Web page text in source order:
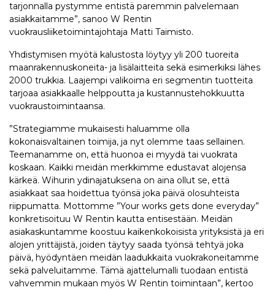
tarjonnalla pystymme entistä paremmin palvelemaan
asiakkaitamme”, sanoo W Rentin
vuokrausliiketoimintajohtaja Matti Taimisto.
Yhdistymisen myötä kalustosta löytyy yli 200 tuoreita
maanrakennuskoneita- ja lisälaitteita sekä esimerkiksi lähes
2000 trukkia. Laajempi valikoima eri segmentin tuotteita
tarjoaa asiakkaalle helppoutta ja kustannustehokkuutta
vuokraustoimintaansa.
”Strategiamme mukaisesti haluamme olla
kokonaisvaltainen toimija, ja nyt olemme taas sellainen.
Teemanamme on, että huonoa ei myydä tai vuokrata
koskaan. Kaikki meidän merkkimme edustavat alojensa
kärkeä. Wihurin ydinajatuksena on aina ollut se, että
asiakkaat saa hoidettua työnsä joka päivä olosuhteista
riippumatta. Mottomme ”Your works gets done everyday”
konkretisoituu W Rentin kautta entisestään. Meidän
asiakaskuntamme koostuu kaikenkokoisista yrityksistä ja eri
alojen yrittäjistä, joiden täytyy saada työnsä tehtyä joka
päivä, hyödyntäen meidän laadukkaita vuokrakoneitamme
sekä palveluitamme. Tämä ajattelumalli tuodaan entistä
vahvemmin mukaan myös W Rentin toimintaan”, kertoo